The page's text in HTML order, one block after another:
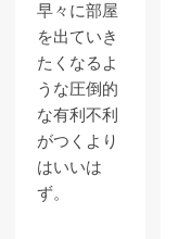
早々に部屋
を出ていき
たくなるよ
うな圧倒的
な有利不利
がつくより
はいいは
ず。